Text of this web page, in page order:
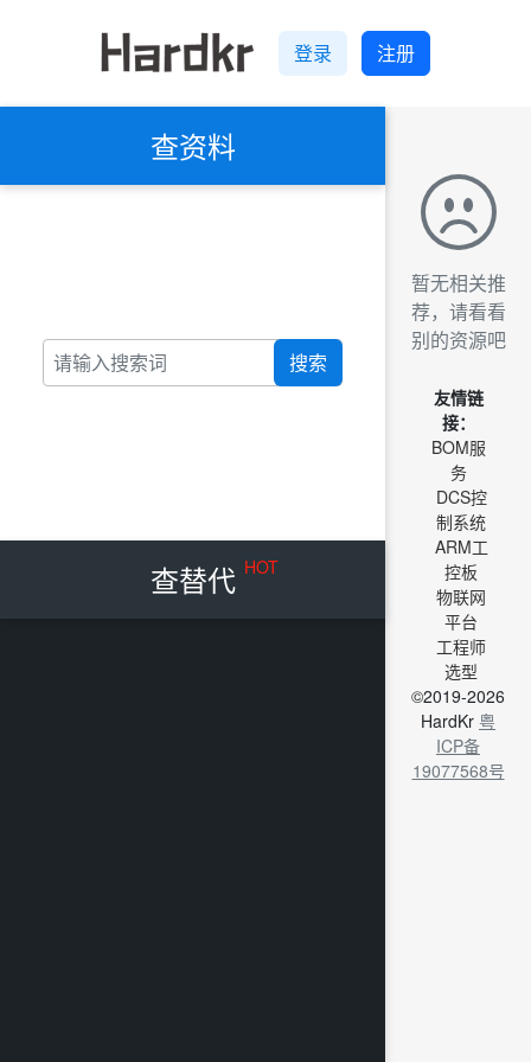
登录 注册
查资料
搜索
查替代 HOT
暂无相关推
荐，请看看
别的资源吧
友情链
接：
BOM服
务
DCS控
制系统
ARM工
控板
物联网
平台
工程师
选型
©2019-2026
HardKr 粤
ICP备
19077568号